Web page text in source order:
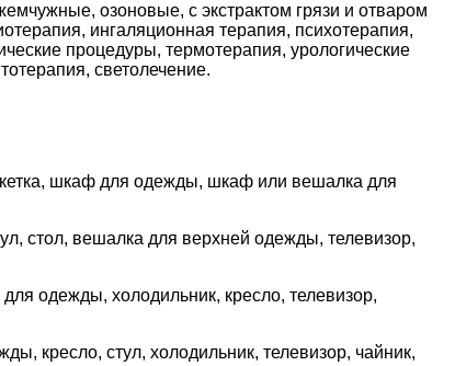
озоновые, с экстрактом грязи и отваром
ингаляционная терапия, психотерапия,
процедуры, термотерапия, урологические
светолечение.
шкаф для одежды, шкаф или вешалка для
стол, вешалка для верхней одежды, телевизор,
одежды, холодильник, кресло, телевизор,
кресло, стул, холодильник, телевизор, чайник,